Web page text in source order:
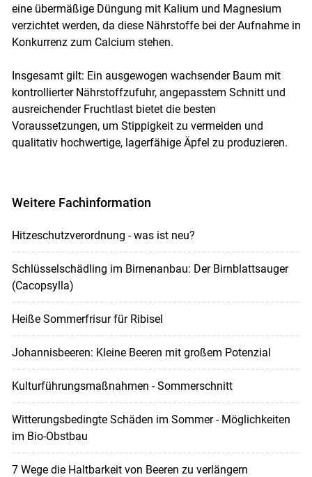
eine übermäßige Düngung mit Kalium und Magnesium
verzichtet werden, da diese Nährstoffe bei der Aufnahme in
Konkurrenz zum Calcium stehen.
Insgesamt gilt: Ein ausgewogen wachsender Baum mit
kontrollierter Nährstoffzufuhr, angepasstem Schnitt und
ausreichender Fruchtlast bietet die besten
Voraussetzungen, um Stippigkeit zu vermeiden und
qualitativ hochwertige, lagerfähige Äpfel zu produzieren.
Weitere Fachinformation
Hitzeschutzverordnung - was ist neu?
Schlüsselschädling im Birnenanbau: Der Birnblattsauger
(Cacopsylla)
Heiße Sommerfrisur für Ribisel
Johannisbeeren: Kleine Beeren mit großem Potenzial
Kulturführungsmaßnahmen - Sommerschnitt
Witterungsbedingte Schäden im Sommer - Möglichkeiten
im Bio-Obstbau
7 Wege die Haltbarkeit von Beeren zu verlängern